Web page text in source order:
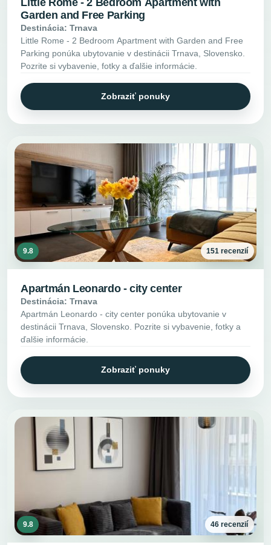
Garden and Free Parking
Destinácia: Trnava
Little Rome - 2 Bedroom Apartment with Garden and Free
Parking ponúka ubytovanie v destinácii Trnava, Slovensko.
Pozrite si vybavenie, fotky a ďalšie informácie.
Zobraziť ponuky
9.8 151 recenzií
Apartmán Leonardo - city center
Destinácia: Trnava
Apartmán Leonardo - city center ponúka ubytovanie v
destinácii Trnava, Slovensko. Pozrite si vybavenie, fotky a
ďalšie informácie.
Zobraziť ponuky
9.8 46 recenzií